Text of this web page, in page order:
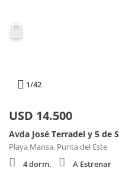
1/42
USD 14.500
Playa Mansa, Punta del Este
4 dorm.
A Estrenar